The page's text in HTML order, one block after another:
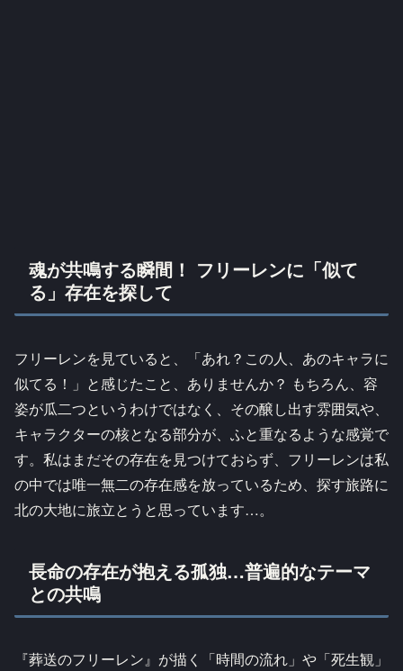
魂が共鳴する瞬間！ フリーレンに「似て
る」存在を探して
フリーレンを見ていると、「あれ？この人、あのキャラに
似てる！」と感じたこと、ありませんか？ もちろん、容
姿が瓜二つというわけではなく、その醸し出す雰囲気や、
キャラクターの核となる部分が、ふと重なるような感覚で
す。私はまだその存在を見つけておらず、フリーレンは私
の中では唯一無二の存在感を放っているため、探す旅路に
北の大地に旅立とうと思っています…。
長命の存在が抱える孤独…普遍的なテーマ
との共鳴
『葬送のフリーレン』が描く「時間の流れ」や「死生観」